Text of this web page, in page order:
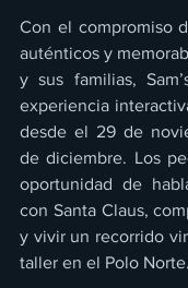
Con el compromiso
auténticos y
y sus familias,
experiencia
desde el 29 de
de diciembre. Los
oportunidad de
con Santa Claus,
y vivir un recorrido
taller en el Polo Norte.